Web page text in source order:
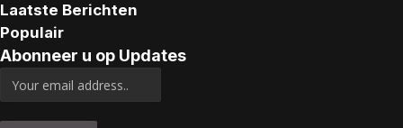
Laatste Berichten
Populair
Abonneer u op Updates